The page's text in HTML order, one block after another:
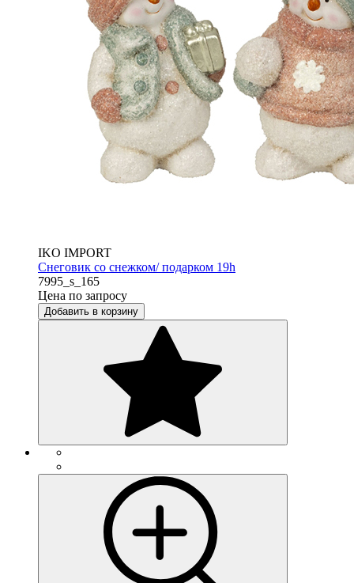
IKO IMPORT
Снеговик со снежком/ подарком 19h
7995_s_165
Цена по запросу
Добавить в корзину